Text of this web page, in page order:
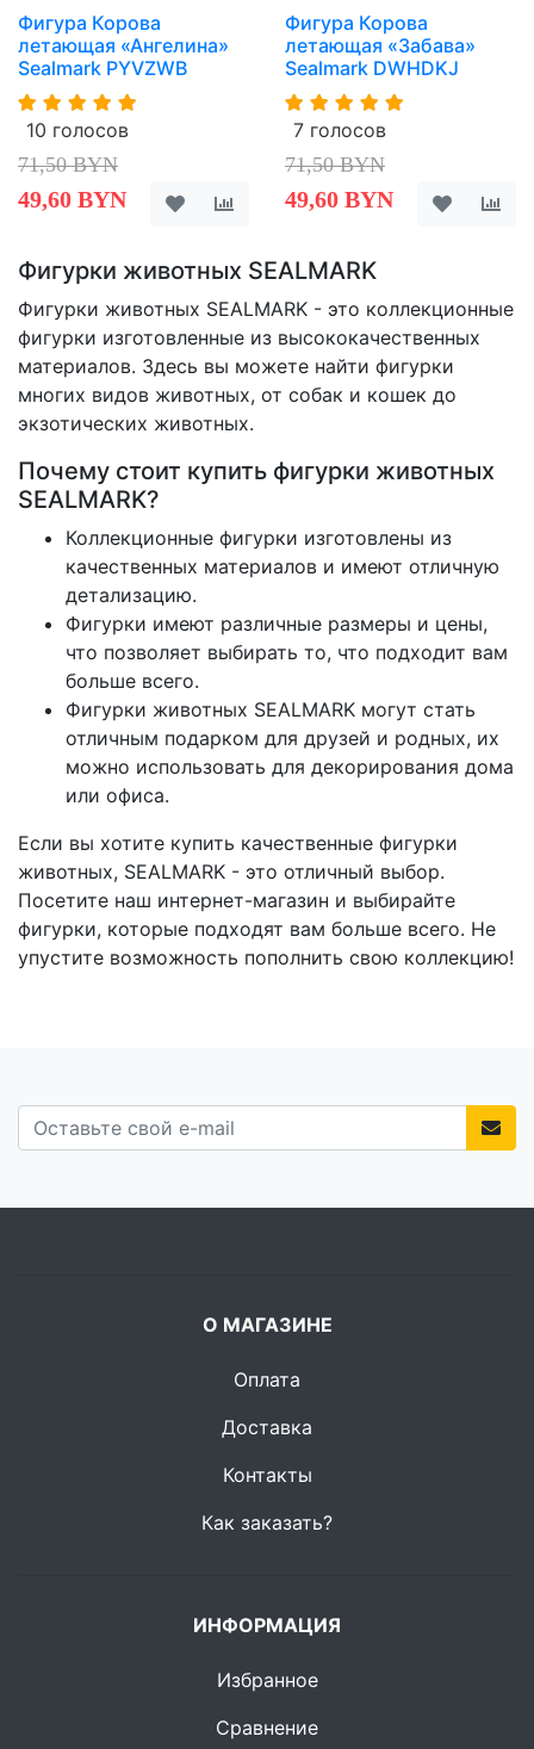
Фигура Корова
летающая «Ангелина»
Sealmark PYVZWB
10 голосов
71,50 BYN
49,60 BYN
Фигура Корова
летающая «Забава»
Sealmark DWHDKJ
7 голосов
71,50 BYN
49,60 BYN
Фигурки животных SEALMARK
Фигурки животных SEALMARK - это коллекционные
фигурки изготовленные из высококачественных
материалов. Здесь вы можете найти фигурки
многих видов животных, от собак и кошек до
экзотических животных.
Почему стоит купить фигурки животных
SEALMARK?
Коллекционные фигурки изготовлены из
качественных материалов и имеют отличную
детализацию.
Фигурки имеют различные размеры и цены,
что позволяет выбирать то, что подходит вам
больше всего.
Фигурки животных SEALMARK могут стать
отличным подарком для друзей и родных, их
можно использовать для декорирования дома
или офиса.
Если вы хотите купить качественные фигурки
животных, SEALMARK - это отличный выбор.
Посетите наш интернет-магазин и выбирайте
фигурки, которые подходят вам больше всего. Не
упустите возможность пополнить свою коллекцию!
О МАГАЗИНЕ
Оплата
Доставка
Контакты
Как заказать?
ИНФОРМАЦИЯ
Избранное
Сравнение